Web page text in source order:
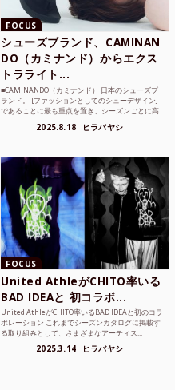
FOCUS
シューズブランド、CAMINAN
DO（カミナンド）からエクス
トラライト...
■CAMINANDO（カミナンド） 日本のシューズブ
ランド。 [ファッションとしてのシューデザイン]
であることに最も重点を置き、シーズンごとに高
2025.8.18 ヒラバヤシ
FOCUS
United AthleがCHITO率いる
BAD IDEAと 初コラボ...
United AthleがCHITO率いるBAD IDEAと初のコラ
ボレーション これまでシーズンカタログに掲載す
る取り組みとして、さまざまなアーティス...
2025.3.14 ヒラバヤシ